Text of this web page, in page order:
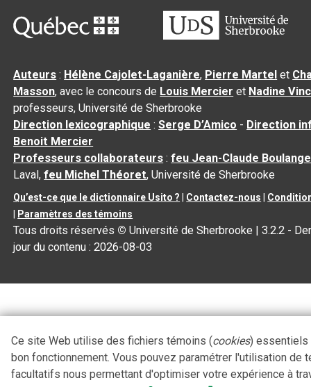
Auteurs : Hélène Cajolet-Laganière, Pierre Martel et
Masson, avec le concours de Louis Mercier et Nadine
professeurs, Université de Sherbrooke
Direction lexicographique :Serge D’Amico - Direction
Benoit Mercier
Professeurs collaborateurs :feu Jean-Claude
Laval,feu Michel Théoret, Université de Sherbrooke
Qu’est-ce que le dictionnaire Usito ? Contactez-nous
Paramètres des témoins
Tous droits réservés © Université de Sherbrooke |3.2.2 -
jour du contenu :2026-08-03
Ce site Web utilise des fichiers témoins (cookies) essentiels
bon fonctionnement. Vous pouvez paramétrer l'utilisation de
facultatifs nous permettant d'optimiser votre expérience à